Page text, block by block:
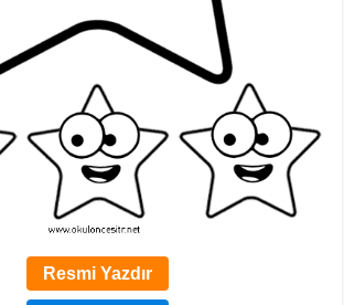
Resmi Yazdır